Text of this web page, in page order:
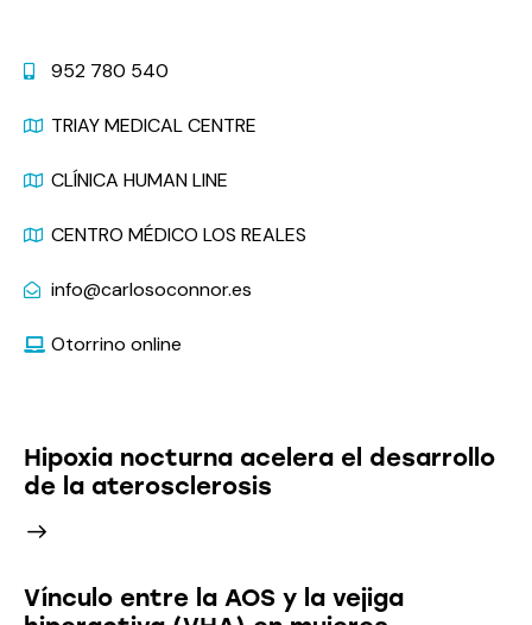
952 780 540
TRIAY MEDICAL CENTRE
CLÍNICA HUMAN LINE
CENTRO MÉDICO LOS REALES
info@carlosoconnor.es
Otorrino online
Hipoxia nocturna acelera el desarrollo
de la aterosclerosis
Vínculo entre la AOS y la vejiga